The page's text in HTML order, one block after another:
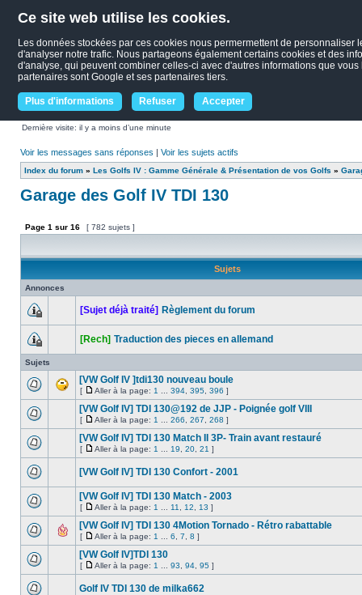
Ce site web utilise les cookies.
Les données stockées par ces cookies nous permermettent de
d'analyser notre trafic. Nous partageons également certains cookies et des
d'analyse, qui peuvent combiner celles-ci avec d'autres informations que
partenaires sont Google et ses partenaires tiers.
Plus d'informations Refuser Accepter
Dernière visite: il y a moins d’une minute
Voir les messages sans réponses | Voir les sujets actifs
Index du forum » Les Golfs IV : Gamme Générale & Présentation de vos Golfs »
Garage des Golf IV TDI 130
Page 1 sur 16 [ 782 sujets ]
Sujets
Annonces
[Sujet déjà traité] Règlement du forum
[Rech] Traduction des pieces en allemand
Sujets
[VW Golf IV ]tdi130 nouveau boule
[ Aller à la page: 1 394 395 396 ]
[VW Golf IV] TDI 130@192 de JJP - Poignée golf VIII
[ Aller à la page: 1 266 267 268 ]
[VW Golf IV] TDI 130 Match II 3P- Train avant restauré
[ Aller à la page: 1 19 20 21 ]
[VW Golf IV] TDI 130 Confort - 2001
[VW Golf IV] TDI 130 Match - 2003
[ Aller à la page: 1 11 12 13 ]
[VW Golf IV] TDI 130 4Motion Tornado - Rétro rabattable
[ Aller à la page: 1 6 7 8 ]
[VW Golf IV]TDI 130
[ Aller à la page: 1 93 94 95 ]
Golf IV TDI 130 de milka662